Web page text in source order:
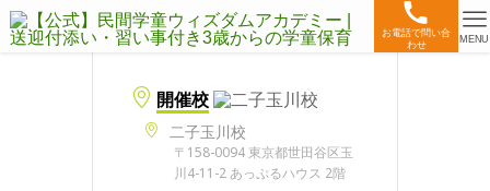
お電話で問い合
わせ
MENU
開催校
二子玉川校
〒158-0094 東京都世田谷区玉
川4-11-2 あっぷるハウス 2階